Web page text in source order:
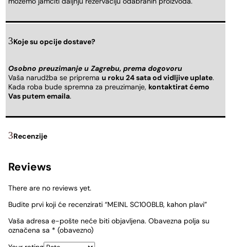
Koje su opcije dostave?
Osobno preuzimanje u Zagrebu, prema dogovoru
Vaša narudžba se priprema u roku 24 sata od vidljive uplate.
Kada roba bude spremna za preuzimanje, kontaktirat ćemo
Vas putem emaila.
Recenzije
Reviews
There are no reviews yet.
Budite prvi koji će recenzirati “MEINL SC100BLB, kahon plavi”
Vaša adresa e-pošte neće biti objavljena. Obavezna polja su
označena sa * (obavezno)